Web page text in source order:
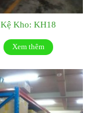
Kệ Kho: KH18
Xem thêm